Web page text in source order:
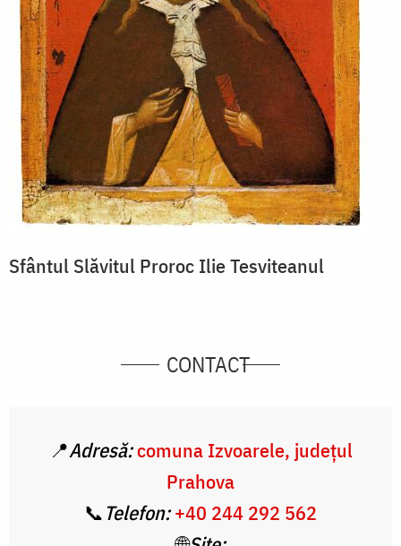
Sfântul Slăvitul Proroc Ilie Tesviteanul
CONTACT
📍Adresă:comuna Izvoarele, județul
Prahova
📞 Telefon: +40 244 292 562